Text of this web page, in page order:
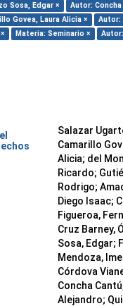
Sosa, Edgar ×
Autor:
Govea, Laura Alicia ×
Autor:
Materia: Seminario ×
Salazar
Camarillo
Alicia; del
Ricardo;
Rodrigo;
Diego Isaac;
Figueroa,
Cruz Barney,
Sosa, Edgar;
Mendoza,
Córdova
Concha
Alejandro;